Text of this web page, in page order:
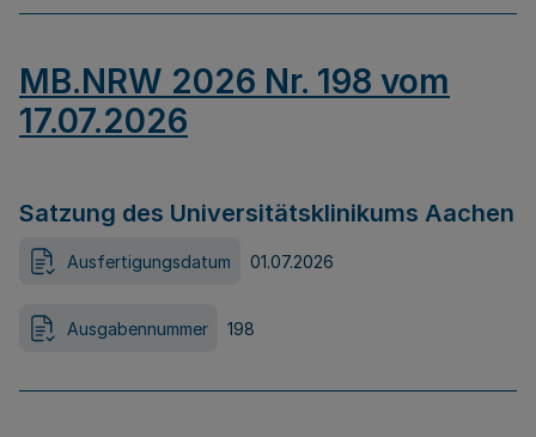
MB.NRW 2026 Nr. 198 vom
17.07.2026
Satzung des Universitätsklinikums Aachen
Ausfertigungsdatum 01.07.2026
Ausgabennummer 198